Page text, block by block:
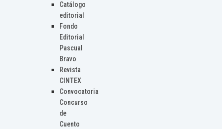
Catálogo
editorial
Fondo
Editorial
Pascual
Bravo
Revista
CINTEX
Convocatoria
Concurso
de
Cuento